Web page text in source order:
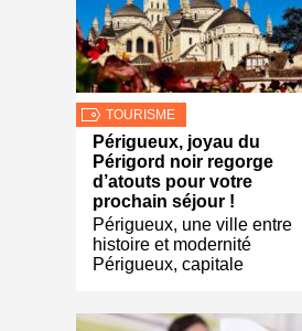
TOURISME
Périgueux, joyau du
Périgord noir regorge
d’atouts pour votre
prochain séjour !
Périgueux, une ville entre
histoire et modernité
Périgueux, capitale